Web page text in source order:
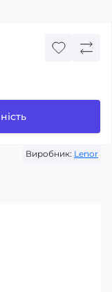
Виробник: Lenor